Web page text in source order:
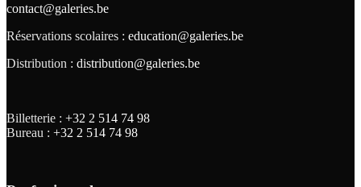
contact@galeries.be
Réservations scolaires : education@galeries.be
Distribution : distribution@galeries.be
Billetterie : +32 2 514 74 98
Bureau : +32 2 514 74 98